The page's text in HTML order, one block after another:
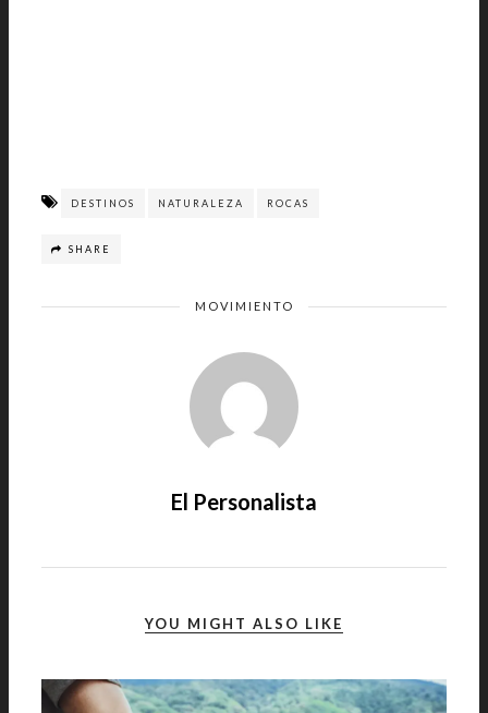
DESTINOS NATURALEZA ROCAS
SHARE
MOVIMIENTO
El Personalista
YOU MIGHT ALSO LIKE